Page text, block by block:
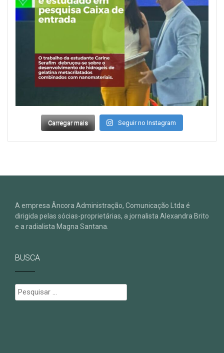
Carregar mais Seguir no Instagram
A empresa Âncora Administração, Comunicação Ltda é
dirigida pelas sócias-proprietárias, a jornalista Alexandra Brito
e a radialista Magna Santana.
BUSCA
Pesquisar
por: